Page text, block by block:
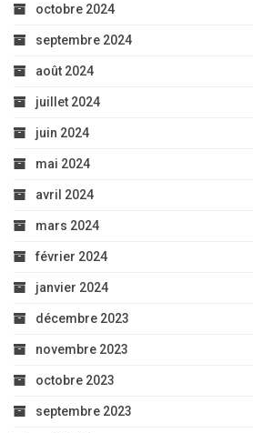
octobre 2024
septembre 2024
août 2024
juillet 2024
juin 2024
mai 2024
avril 2024
mars 2024
février 2024
janvier 2024
décembre 2023
novembre 2023
octobre 2023
septembre 2023